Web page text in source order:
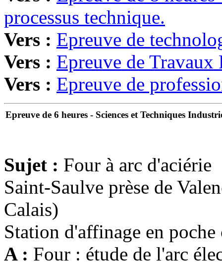
processus technique.
Vers : Epreuve de
Vers : Epreuve de
Vers : Epreuve de
Epreuve de 6 heures - Sciences et Techniques
Sujet : Four à arc d'aciérie
Saint-Saulve prèse de
Calais)
Station d'affinage en
A : Four : étude de l'arc